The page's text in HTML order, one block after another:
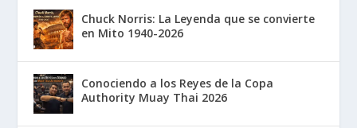
Chuck Norris: La Leyenda que se convierte
en Mito 1940-2026
Conociendo a los Reyes de la Copa
Authority Muay Thai 2026